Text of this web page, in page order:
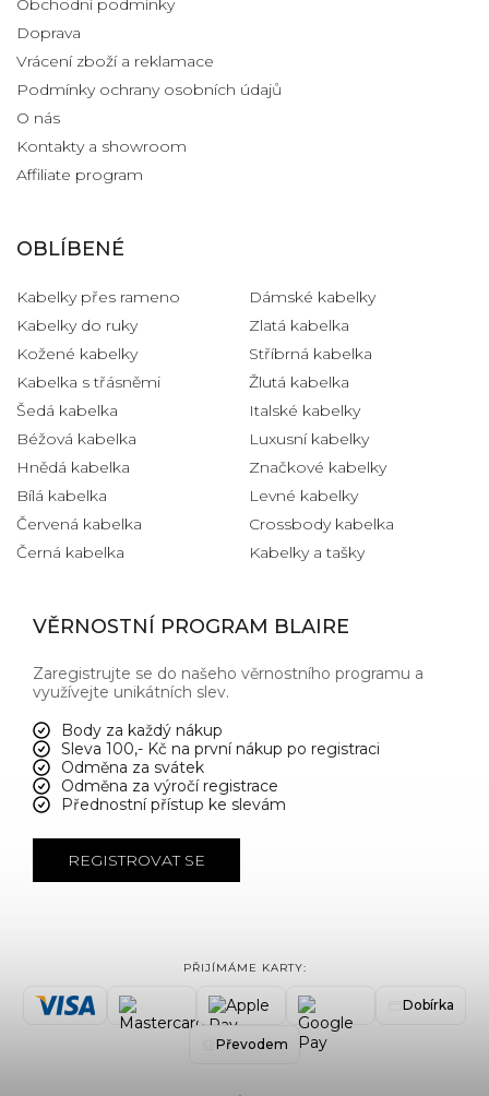
Obchodní podmínky
Doprava
Vrácení zboží a reklamace
Podmínky ochrany osobních údajů
O nás
Kontakty a showroom
Affiliate program
OBLÍBENÉ
Kabelky přes rameno
Kabelky do ruky
Kožené kabelky
Kabelka s třásněmi
Šedá kabelka
Béžová kabelka
Hnědá kabelka
Bílá kabelka
Červená kabelka
Černá kabelka
Dámské kabelky
Zlatá kabelka
Stříbrná kabelka
Žlutá kabelka
Italské kabelky
Luxusní kabelky
Značkové kabelky
Levné kabelky
Crossbody kabelka
Kabelky a tašky
VĚRNOSTNÍ PROGRAM BLAIRE
Zaregistrujte se do našeho věrnostního programu a
využívejte unikátních slev.
Body za každý nákup
Sleva 100,- Kč na první nákup po registraci
Odměna za svátek
Odměna za výročí registrace
Přednostní přístup ke slevám
REGISTROVAT SE
PŘIJÍMÁME KARTY:
Dobírka
Převodem